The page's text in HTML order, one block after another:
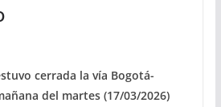
cerrada la vía Bogotá-
del martes (17/03/2026)